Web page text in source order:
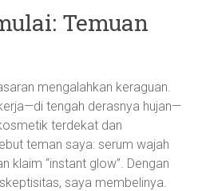
Temuan
mengalahkan keraguan.
tengah derasnya hujan—
terdekat dan
teman saya: serum wajah
klaim “instant glow”. Dengan
saya membelinya.